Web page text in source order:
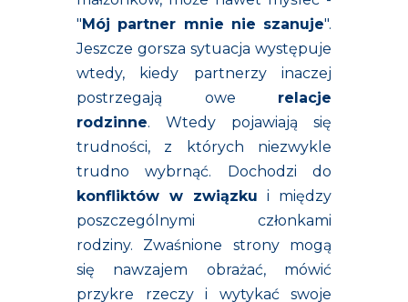
"Mój partner mnie nie szanuje".
Jeszcze gorsza sytuacja występuje
wtedy, kiedy partnerzy inaczej
postrzegają owe relacje
rodzinne. Wtedy pojawiają się
trudności, z których niezwykle
trudno wybrnąć. Dochodzi do
konfliktów w związku i między
poszczególnymi członkami
rodziny. Zwaśnione strony mogą
się nawzajem obrażać, mówić
przykre rzeczy i wytykać swoje